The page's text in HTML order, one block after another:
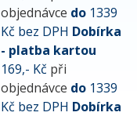
objednávce do 1339
Kč bez DPH Dobírka
- platba kartou
169,- Kč při
objednávce do 1339
Kč bez DPH Dobírka